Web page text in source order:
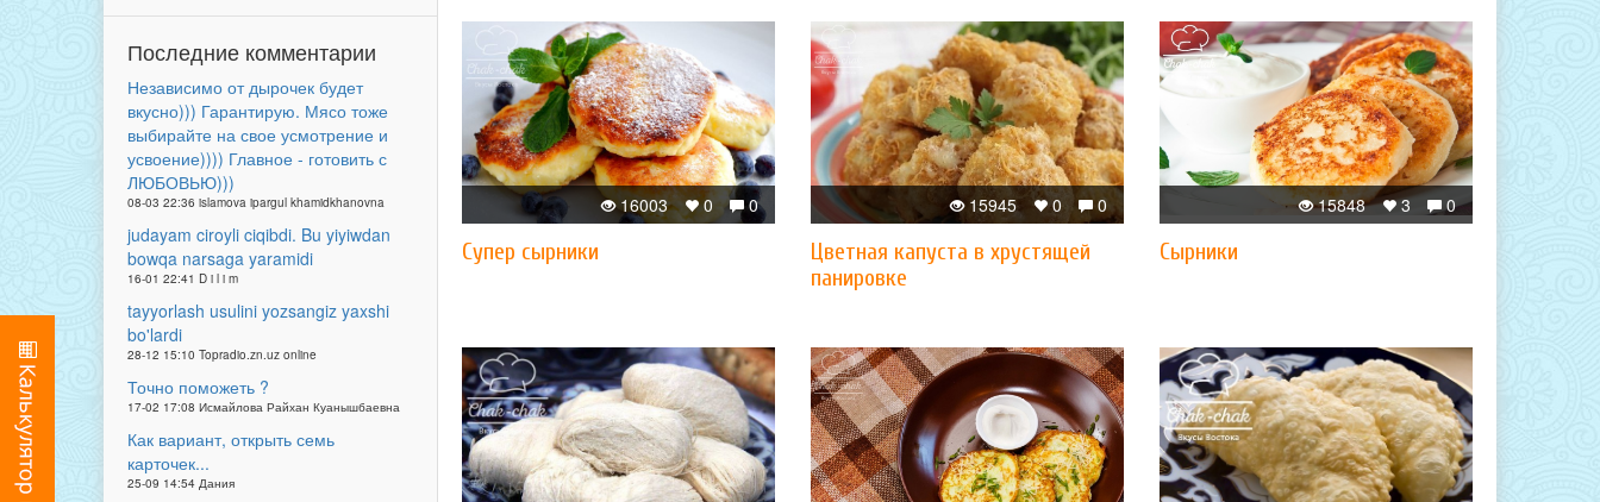
Последние комментарии
Независимо от дырочек будет
вкусно))) Гарантирую. Мясо тоже
выбирайте на свое усмотрение и
усвоение)))) Главное - готовить с
ЛЮБОВЬЮ)))
08-03 22:36 islamova ipargul khamidkhanovna
judayam ciroyli ciqibdi. Bu yiyiwdan
bowqa narsaga yaramidi
16-01 22:41 D i l i m
tayyorlash usulini yozsangiz yaxshi
bo'lardi
28-12 15:10 Topradio.zn.uz online
Точно поможеть ?
17-02 17:08 Исмайлова Райхан Куанышбаевна
Как вариант, открыть семь
карточек...
25-09 14:54 Дания
0
0
16003
Супер сырники
0
0
15945
Цветная капуста в хрустящей
панировке
0
3
15848
Сырники